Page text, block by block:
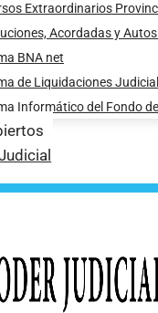
Extraordinarios
Acordadas y
BNA net
de Liquidaciones
Informático del Fondo